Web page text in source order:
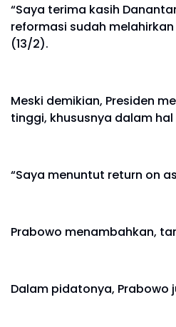
“Saya terima kasih
reformasi sudah
(13/2).
Meski demikian, Presiden
tinggi, khususnya dalam
“Saya menuntut return on
Prabowo menambahkan,
Dalam pidatonya, Prabowo